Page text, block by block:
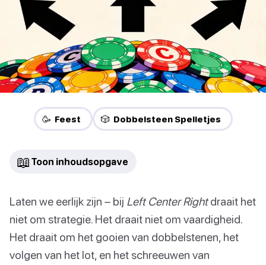
🥳 Feest 🎲 Dobbelsteen Spelletjes
📖 Toon inhoudsopgave
Laten we eerlijk zijn – bij Left Center Rightdraait het
niet om strategie. Het draait niet om vaardigheid.
Het draait om het gooien van dobbelstenen, het
volgen van het lot, en het schreeuwen van